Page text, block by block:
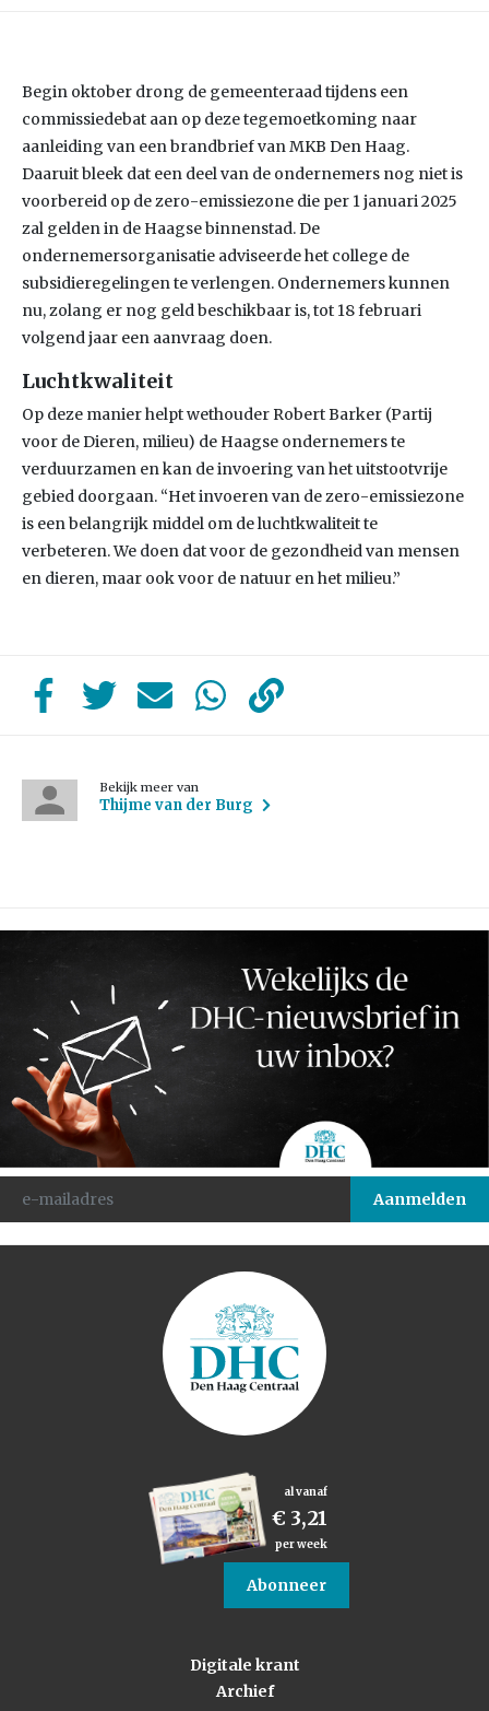
Begin oktober drong de gemeenteraad tijdens een
commissiedebat aan op deze tegemoetkoming naar
aanleiding van een brandbrief van MKB Den Haag.
Daaruit bleek dat een deel van de ondernemers nog niet is
voorbereid op de zero-emissiezone die per 1 januari 2025
zal gelden in de Haagse binnenstad. De
ondernemersorganisatie adviseerde het college de
subsidieregelingen te verlengen. Ondernemers kunnen
nu, zolang er nog geld beschikbaar is, tot 18 februari
volgend jaar een aanvraag doen.
Luchtkwaliteit
Op deze manier helpt wethouder Robert Barker (Partij
voor de Dieren, milieu) de Haagse ondernemers te
verduurzamen en kan de invoering van het uitstootvrije
gebied doorgaan. “Het invoeren van de zero-emissiezone
is een belangrijk middel om de luchtkwaliteit te
verbeteren. We doen dat voor de gezondheid van mensen
en dieren, maar ook voor de natuur en het milieu.”
Bekijk meer van
Thijme van der Burg
al vanaf
€ 3,21
per week
Abonneer
Digitale krant
Archief